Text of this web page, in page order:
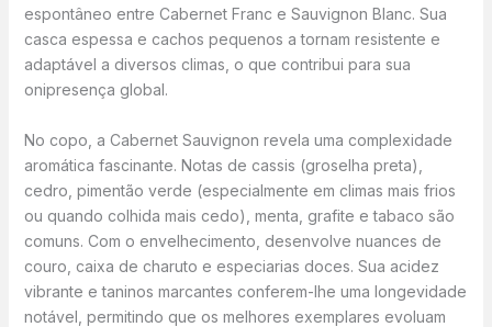
espontâneo entre Cabernet Franc e Sauvignon Blanc. Sua
casca espessa e cachos pequenos a tornam resistente e
adaptável a diversos climas, o que contribui para sua
onipresença global.
No copo, a Cabernet Sauvignon revela uma complexidade
aromática fascinante. Notas de cassis (groselha preta),
cedro, pimentão verde (especialmente em climas mais frios
ou quando colhida mais cedo), menta, grafite e tabaco são
comuns. Com o envelhecimento, desenvolve nuances de
couro, caixa de charuto e especiarias doces. Sua acidez
vibrante e taninos marcantes conferem-lhe uma longevidade
notável, permitindo que os melhores exemplares evoluam